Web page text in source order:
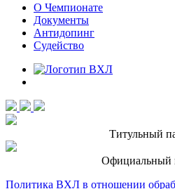
О Чемпионате
Документы
Антидопинг
Судейство
Титульный
Официальный
Политика ВХЛ в отношении